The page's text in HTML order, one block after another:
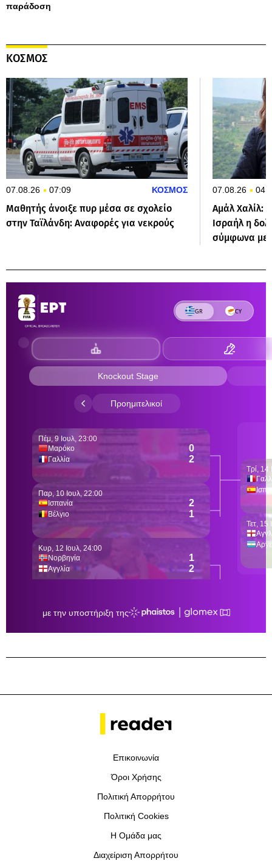
παράδοση
ΚΟΣΜΟΣ
07.08.26 07:09 ΚΟΣΜΟΣ
Μαθητής άνοιξε πυρ μέσα σε σχολείο
στην Ταϊλάνδη: Αναφορές για νεκρούς
07.08.26
Αμάλ Χαλίλ:
Ισραήλ η
σύμφωνα με
Επικοινωνία
Όροι Χρήσης
Πολιτική Απορρήτου
Πολιτική Cookies
Η Ομάδα μας
Διαχείριση Απορρήτου